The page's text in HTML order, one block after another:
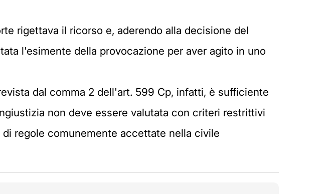
rigettava il ricorso e, aderendo alla decisione del
l'esimente della provocazione per aver agito in uno
dal comma 2 dell'art. 599 Cp, infatti, è sufficiente
non deve essere valutata con criteri restrittivi
regole comunemente accettate nella civile